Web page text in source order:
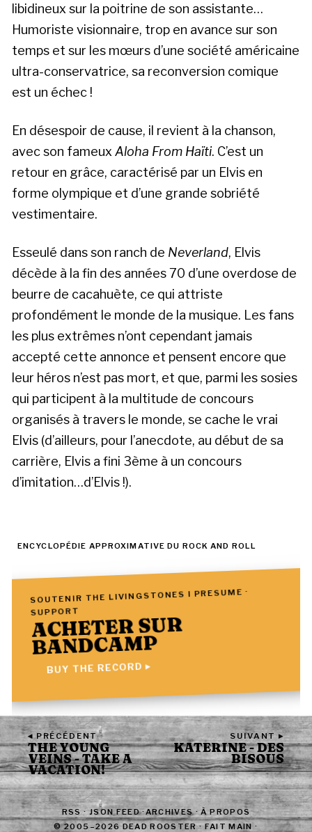
libidineux sur la poitrine de son assistante…
Humoriste visionnaire, trop en avance sur son
temps et sur les mœurs d’une société américaine
ultra-conservatrice, sa reconversion comique
est un échec !
En désespoir de cause, il revient à la chanson,
avec son fameux Aloha From Haïti. C’est un
retour en grâce, caractérisé par un Elvis en
forme olympique et d’une grande sobriété
vestimentaire.
Esseulé dans son ranch de Neverland, Elvis
décède à la fin des années 70 d’une overdose de
beurre de cacahuète, ce qui attriste
profondément le monde de la musique. Les fans
les plus extrêmes n’ont cependant jamais
accepté cette annonce et pensent encore que
leur héros n’est pas mort, et que, parmi les sosies
qui participent à la multitude de concours
organisés à travers le monde, se cache le vrai
Elvis (d’ailleurs, pour l’anecdote, au début de sa
carrière, Elvis a fini 3ème à un concours
d’imitation…d’Elvis !).
ENCYCLOPÉDIE APPROXIMATIVE DU ROCK AND ROLL
SOUTENIR THE LIVINGSTONES I PRESUME ·
SUPPORT
ACHETER SUR
BANDCAMP
BUY THE RECORD ▸
◂ PRÉCÉDENT
THE YOUNG
VEINS - TAKE A
VACATION!
SUIVANT ▸
KATERINE - DES
BISOUS
RSS·JSON FEED·ARCHIVES·À PROPOS
© 2005–2026 DEAD ROOSTER · FAIT MAIN ·